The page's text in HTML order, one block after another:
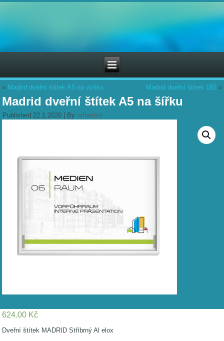
« Madrid dveřní štítek A5 na výšku Madrid dveřní štítek 182 »
Madrid dveřní štítek A5 na šířku
Published 22.1.2020 By raffaelart
624.00 Kč
Dveřní štítek MADRID Stříbrný Al elox